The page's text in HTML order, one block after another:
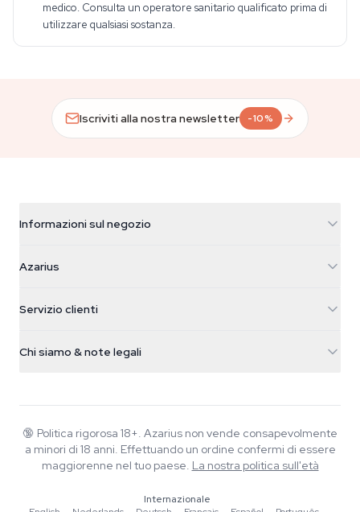
medico. Consulta un operatore sanitario qualificato prima di
utilizzare qualsiasi sostanza.
Iscriviti alla nostra newsletter -10%
Informazioni sul negozio
Galvaniweg 11
Nederland
+31(0)204897914
Azarius
Smokeshop
Servizio clienti
FAQ
Informativa sulla privacy
Chi siamo & note legali
Wiki
Blog
Musica
Linee guida editoriali
🔞 Politica rigorosa 18+. Azarius non vende consapevolmente
a minori di 18 anni. Effettuando un ordine confermi di essere
maggiorenne nel tuo paese. La nostra politica sull'età
Internazionale